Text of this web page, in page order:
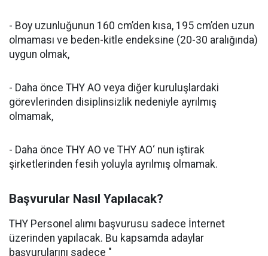
- Boy uzunluğunun 160 cm’den kısa, 195 cm’den uzun
olmaması ve beden-kitle endeksine (20-30 aralığında)
uygun olmak,
- Daha önce THY AO veya diğer kuruluşlardaki
görevlerinden disiplinsizlik nedeniyle ayrılmış
olmamak,
- Daha önce THY AO ve THY AO‘ nun iştirak
şirketlerinden fesih yoluyla ayrılmış olmamak.
Başvurular Nasıl Yapılacak?
THY Personel alımı başvurusu sadece İnternet
üzerinden yapılacak. Bu kapsamda adaylar
başvurularını sadece "